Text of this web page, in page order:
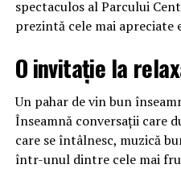
spectaculos al Parcului
prezintă cele mai apreciate
O invitație la
Un pahar de vin bun
Înseamnă conversații care
care se întâlnesc, muzică
într-unul dintre cele mai